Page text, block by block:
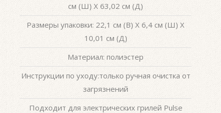
см (Ш) X 63,02 см (Д)
Размеры упаковки: 22,1 см (В) X 6,4 см (Ш) X
10,01 см (Д)
Материал: полиэстер
Инструкции по уходу:только ручная очистка от
загрязнений
Подходит для электрических грилей Pulse